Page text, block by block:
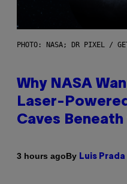
PHOTO: NASA; DR PIXEL /
Why NASA
Laser-
Caves
3 hours agoBy Luis Prada